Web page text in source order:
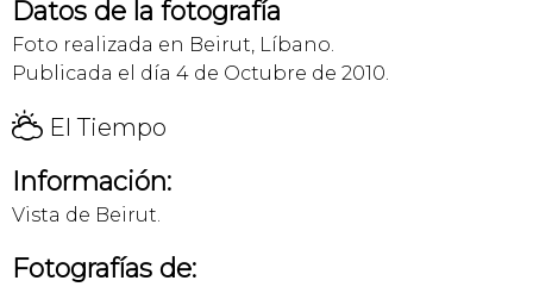
Datos de la fotografía
Foto realizada en Beirut, Líbano.
Publicada el día 4 de Octubre de 2010.
H El Tiempo
Información:
Vista de Beirut.
Fotografías de: